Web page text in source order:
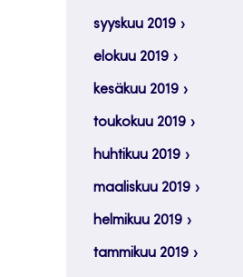
syyskuu 2019
elokuu 2019
kesäkuu 2019
toukokuu 2019
huhtikuu 2019
maaliskuu 2019
helmikuu 2019
tammikuu 2019